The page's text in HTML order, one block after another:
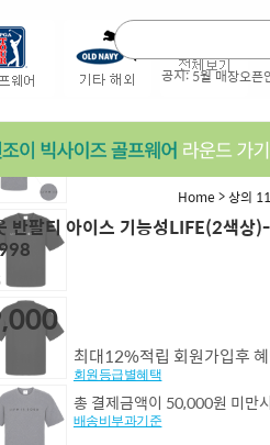
공지:5월 매장오픈
Home>상의
반팔티 아이스 기능성LIFE(2색상
최대12%적립 회원가입후
회원등급별혜택
총 결제금액이 50,000원 미만
배송비부과기준